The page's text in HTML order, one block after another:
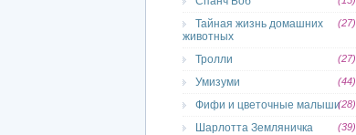
Тайная жизнь домашних
животных
(27)
Тролли (27)
Умизуми (44)
Фифи и цветочные малыши(28)
Шарлотта Земляничка (39)